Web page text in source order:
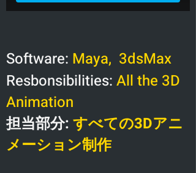
Software: Maya, 3dsMax
Resbonsibilities: All the 3D
Animation
担当部分: すべての3Dアニ
メーション制作